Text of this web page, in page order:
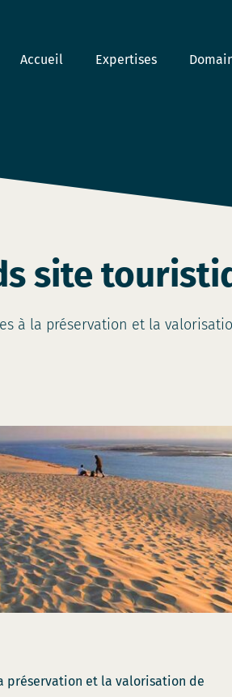
Accueil Expertises
site
à la préservation et la
préservation et la valorisation de